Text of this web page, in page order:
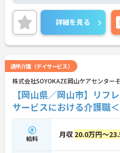
す。
・残業少なめの環境に加え、年間17
シュ休暇が用意されておりプライ
切にできます。
また研修制度もあり働きながらス
せる環境です。
ご興味のある方には、面接対策ポイ
に詳細をご案内しますのでお気軽
い！
詳細を見る
通所介護（デイサービス）
株式会社SOYOKAZE岡山ケアセンター
【岡山県／岡山市】リフ
サービスにおける介護職
給料 月収 20.0万円～